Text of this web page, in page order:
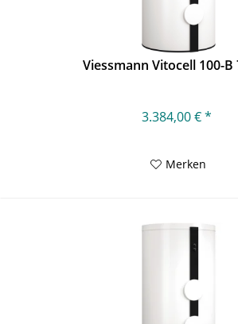
Viessmann Vitocell 100-B
3.384,00 € *
Merken